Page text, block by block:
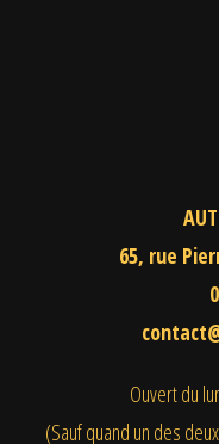
65, rue
Ouvert du
(Sauf quand un des